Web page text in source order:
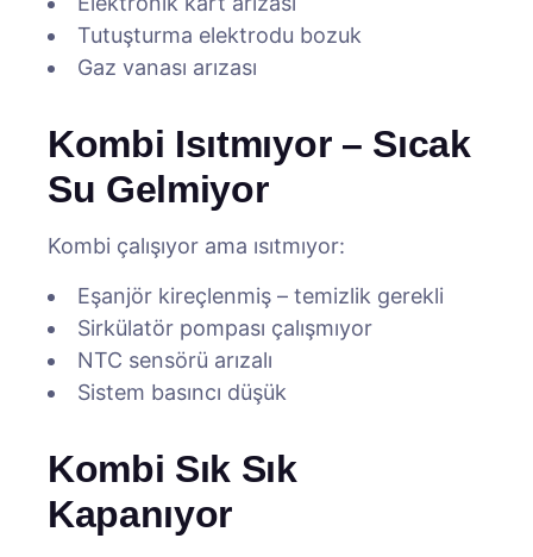
Tutuşturma elektrodu bozuk
Gaz vanası arızası
Kombi Isıtmıyor – Sıcak
Su Gelmiyor
Kombi çalışıyor ama ısıtmıyor:
Eşanjör kireçlenmiş – temizlik gerekli
Sirkülatör pompası çalışmıyor
NTC sensörü arızalı
Sistem basıncı düşük
Kombi Sık Sık
Kapanıyor